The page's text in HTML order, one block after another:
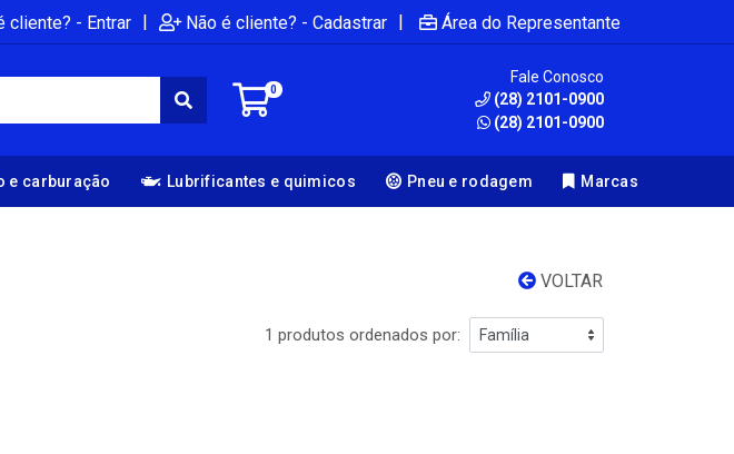
cliente? - Entrar | Não é cliente? - Cadastrar | Área do Representante
0
Fale Conosco
(28) 2101-0900
(28) 2101-0900
e carburação Lubrificantes e quimicos Pneu e rodagem Marcas
VOLTAR
1 produtos ordenados por: